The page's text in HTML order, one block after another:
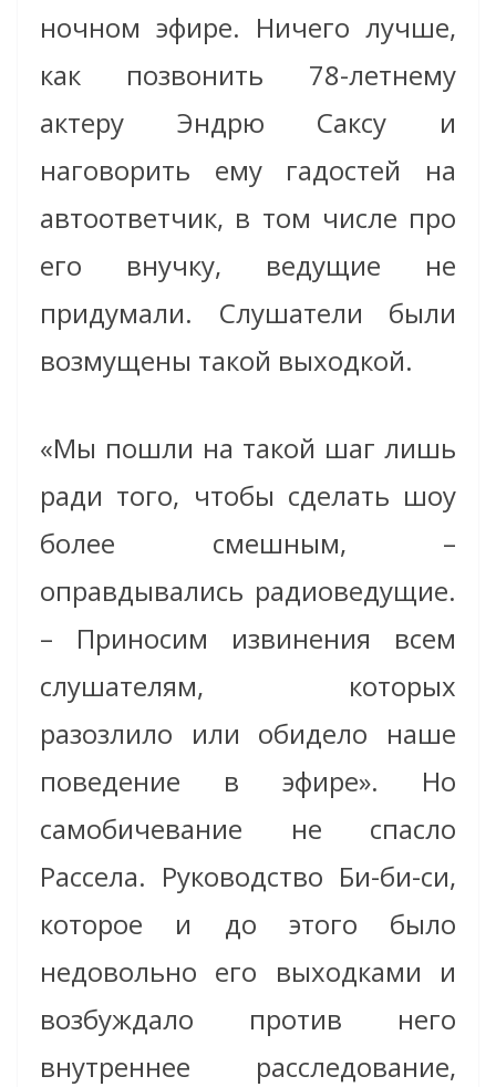
ночном эфире. Ничего лучше,
как позвонить 78-летнему
актеру Эндрю Саксу и
наговорить ему гадостей на
автоответчик, в том числе про
его внучку, ведущие не
придумали. Слушатели были
возмущены такой выходкой.
«Мы пошли на такой шаг лишь
ради того, чтобы сделать шоу
более смешным, –
оправдывались радиоведущие.
– Приносим извинения всем
слушателям, которых
разозлило или обидело наше
поведение в эфире». Но
самобичевание не спасло
Рассела. Руководство Би-би-си,
которое и до этого было
недовольно его выходками и
возбуждало против него
внутреннее расследование,